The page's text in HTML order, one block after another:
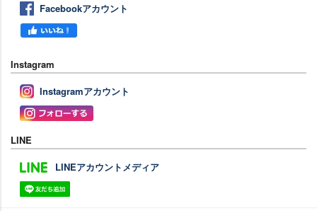
Facebookアカウント
Instagram
Instagramアカウント
LINE
LINEアカウントメディア